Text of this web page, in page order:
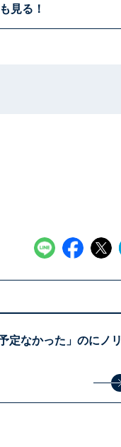
見る！
定なかった」のにノリ